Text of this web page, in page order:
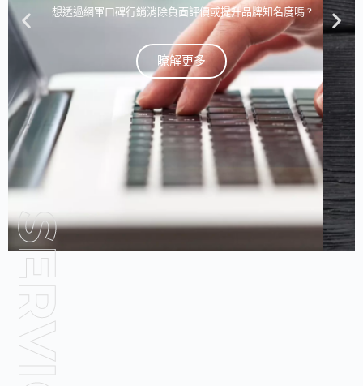
想透過網軍口碑行銷消除負面評價或提升品牌知名度嗎 ?
瞭解更多